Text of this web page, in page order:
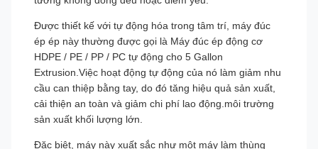
Được thiết kế với tự động hóa trong tâm trí, máy đúc
ép ép này thường được gọi là Máy đúc ép động cơ
HDPE / PE / PP / PC tự động cho 5 Gallon
Extrusion.Việc hoạt động tự động của nó làm giảm nhu
cầu can thiệp bằng tay, do đó tăng hiệu quả sản xuất,
cải thiện an toàn và giảm chi phí lao động.môi trường
sản xuất khối lượng lớn.
Đặc biệt, máy này xuất sắc như một máy làm thùng